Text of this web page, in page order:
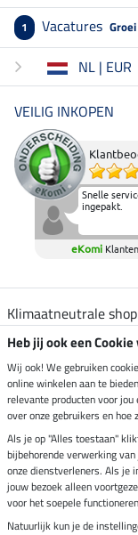
1 Vacatures
NL | EUR
VEILIG INKOPEN
Snelle
ingepakt.
eKomi
Klimaatneutrale shop
Verzending per
Veilig betalen met
Heb jij ook een
Wij ook! We gebruiken
online winkelen aan te
relevante producten voor
over onze gebruikers en hoe
Als je op "Alles toestaan"
bijbehorende verwerking
onze dienstverleners. Als je
jouw bezoek alleen
voor het soepele
Natuurlijk kun je de